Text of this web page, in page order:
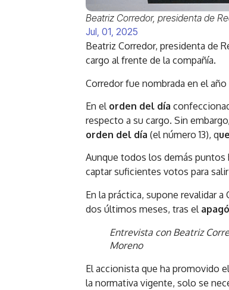
Beatriz Corredor, presidenta de
Jul, 01, 2025
Beatriz Corredor, presidenta de
cargo al frente de la compañía.
Corredor fue nombrada en el
En el orden del día
respecto a su cargo. Sin embargo,
orden del día (el número 13), q
Aunque todos los demás puntos
captar suficientes votos para
En la práctica, supone revalidar
dos últimos meses, tras el
Entrevista con Beatriz
Moreno
El accionista que ha promovido
la normativa vigente, solo se